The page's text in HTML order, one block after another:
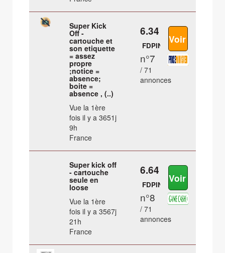
Super Kick
Off -
cartouche et
son etiquette
= assez
propre
;notice =
absence;
boite =
absence , (..)
Vue la 1ère
fois il y a 3651j
9h
France
6.34 €
FDPIN
n°7
/ 71
annonces
Super kick off
- cartouche
seule en
loose
Vue la 1ère
fois il y a 3567j
21h
France
6.64 €
FDPIN
n°8
/ 71
annonces